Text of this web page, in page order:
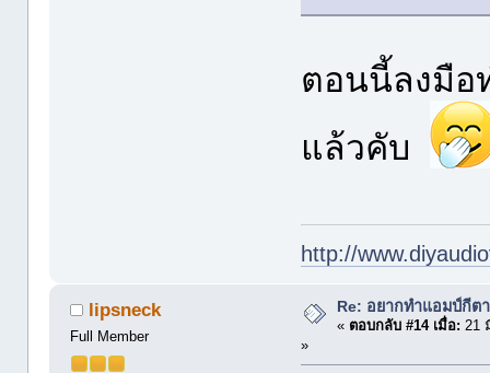
ตอนนี้ลงมือ
แล้วคับ
http://
lipsneck
Full Member
Re: อยากทำแอมป์กีต
« ตอบกลับ #14 เมื่อ: 21
»